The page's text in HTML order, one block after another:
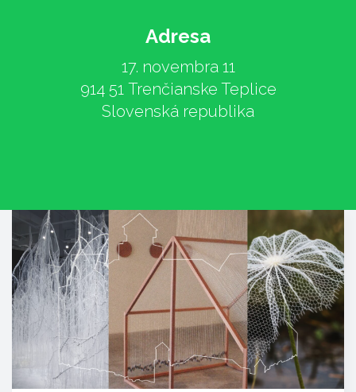
Adresa
17. novembra 11
914 51 Trenčianske Teplice
Slovenská republika